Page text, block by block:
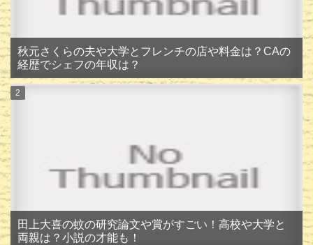
秋元さくらの夫や大学とフレンチの店や料金は？CAの
経歴でシェフの年収は？
田上大喜の蚊の研究論文や賞がすごい！高校や大学と
両親は？小説の才能も！